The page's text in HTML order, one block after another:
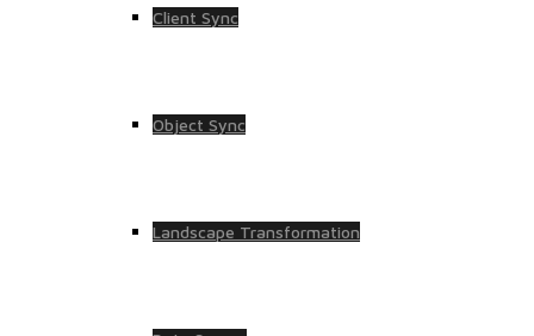
Client Sync
Object Sync
Landscape Transformation